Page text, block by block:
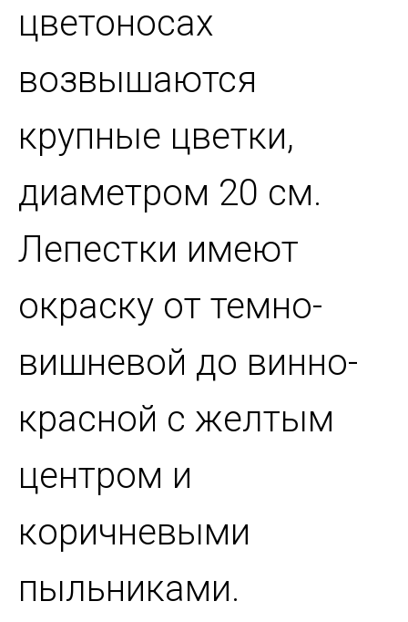
цветоносах
возвышаются
крупные цветки,
диаметром 20 см.
Лепестки имеют
окраску от темно-
вишневой до винно-
красной с желтым
центром и
коричневыми
пыльниками.